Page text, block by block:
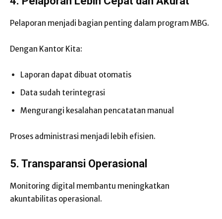
Pelaporan menjadi bagian penting dalam program MBG.
Dengan Kantor Kita:
Laporan dapat dibuat otomatis
Data sudah terintegrasi
Mengurangi kesalahan pencatatan manual
Proses administrasi menjadi lebih efisien.
5. Transparansi Operasional
Monitoring digital membantu meningkatkan
akuntabilitas operasional.